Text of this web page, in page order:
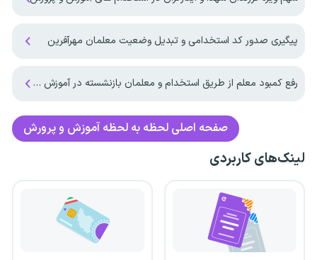
پیگیری صدور کد استخدامی و تبدیل وضعیت معلمان مهرآفرین
رفع کمبود معلم از طریق استخدام و معلمان بازنشسته در آموزش و پرورش
صفحه اصلی لحظه به لحظه آموزش و پرورش
لینک‌های کاربردی